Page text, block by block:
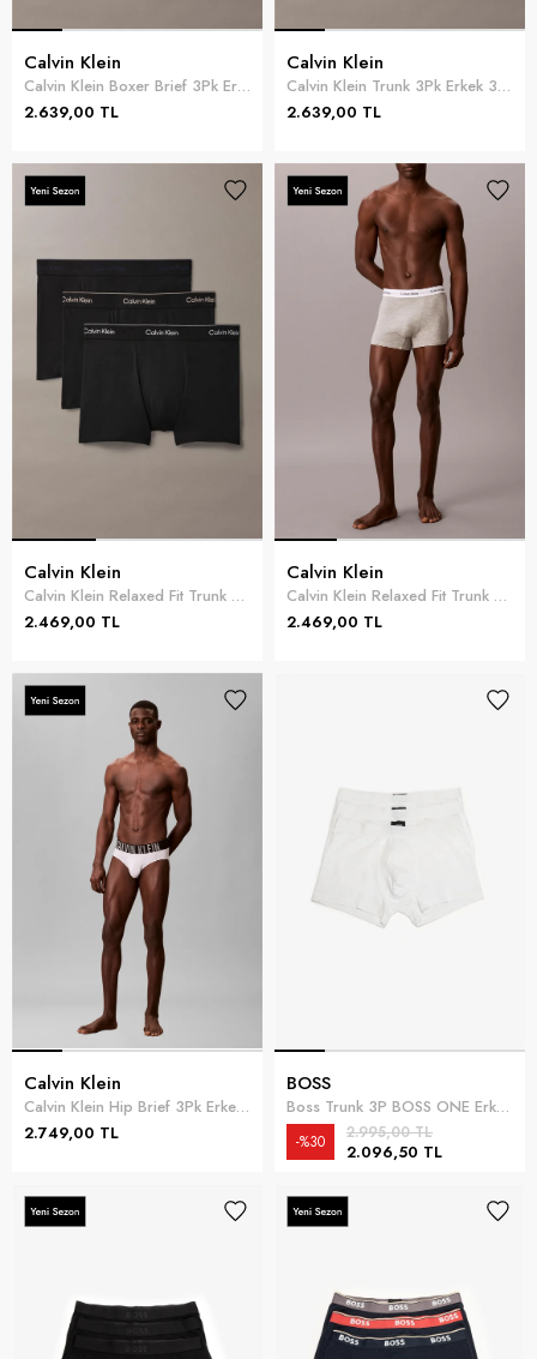
Calvin Klein
Calvin Klein Boxer Brief 3Pk Erkek 3lü Boxer Siyah
2.639,00 TL
Calvin Klein
Calvin Klein Trunk 3Pk Erkek 3lü Boxer Siyah
2.639,00 TL
Calvin Klein
Calvin Klein Relaxed Fit Trunk 3PK Erkek 3lü Boxer Siyah
2.469,00 TL
Calvin Klein
Calvin Klein Relaxed Fit Trunk 3PK Erkek 3lü Boxer Pembe
2.469,00 TL
Calvin Klein
Calvin Klein Hip Brief 3Pk Erkek 3lü Boxer Yeşil
2.749,00 TL
BOSS
Boss Trunk 3P BOSS ONE Erkek 3lü Boxer Beyaz
2.096,50 TL
2.995,00 TL
%30